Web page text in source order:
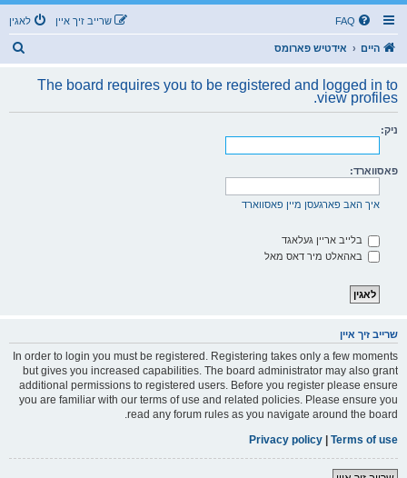
FAQ לאגין שרייב זיך איין
היים אידטיש פארומס
The board requires you to be registered and logged in to
view profiles.
ניק:
פאסווארד:
איך האב פארגעסן מיין פאסווארד
בלייב אריין געלאגד
באהאלט מיר דאס מאל
שרייב זיך איין
In order to login you must be registered. Registering takes only a few moments
but gives you increased capabilities. The board administrator may also grant
additional permissions to registered users. Before you register please ensure
you are familiar with our terms of use and related policies. Please ensure you
read any forum rules as you navigate around the board.
Terms of use
|
Privacy policy